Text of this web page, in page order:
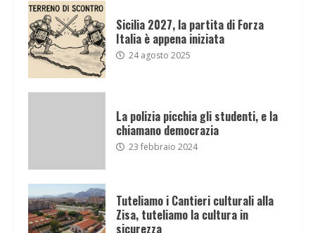
Sicilia 2027, la partita di Forza
Italia è appena iniziata
24 agosto 2025
La polizia picchia gli studenti, e la
chiamano democrazia
23 febbraio 2024
Tuteliamo i Cantieri culturali alla
Zisa, tuteliamo la cultura in
sicurezza